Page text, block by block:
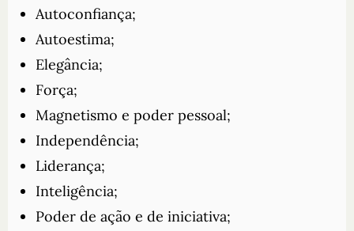
Autoconfiança;
Autoestima;
Elegância;
Força;
Magnetismo e poder pessoal;
Independência;
Liderança;
Inteligência;
Poder de ação e de iniciativa;